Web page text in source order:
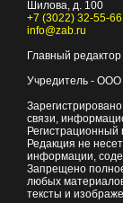
Шилова, д. 100
+7 (3022) 32-55-66
info@zab.ru
Главный
Учредитель -
связи,
Редакция не
информации,
Запрещено
любых
тексты и